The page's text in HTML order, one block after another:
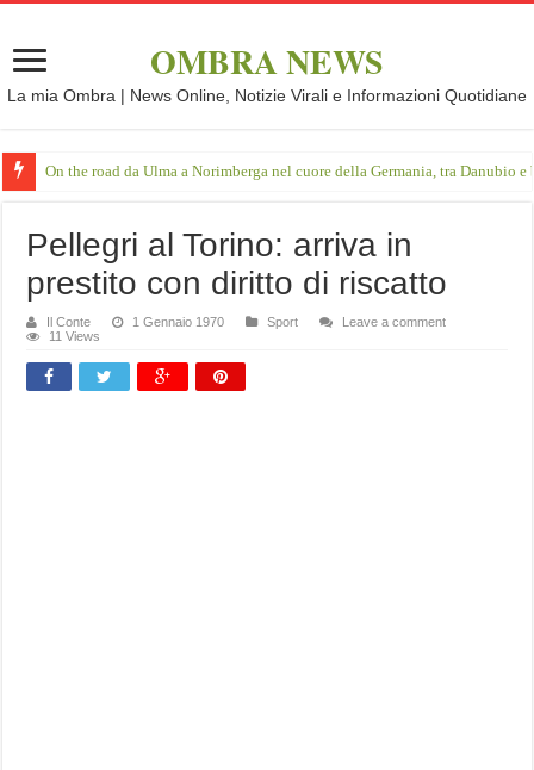
OMBRA NEWS
La mia Ombra | News Online, Notizie Virali e Informazioni Quotidiane
On the road da Ulma a Norimberga nel cuore della Germania, tra Danubio
Pellegri al Torino: arriva in
prestito con diritto di riscatto
Il Conte 1 Gennaio 1970 Sport
Leave a comment
11 Views